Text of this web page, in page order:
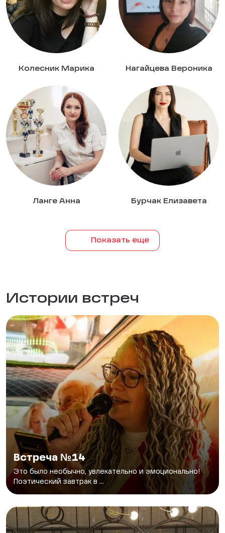
Колесник Марика Нагайцева Вероника
Ланге Анна Бурчак Елизавета
Показать еще
Истории встреч
Встреча №14
Это было необычно, увлекательно и эмоционально!
Поэтический завтрак в ...